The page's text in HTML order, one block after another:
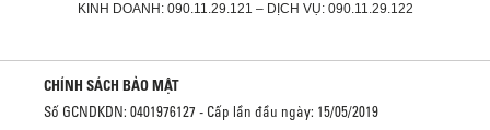
KINH DOANH: 090.11.29.121 – DỊCH VỤ: 090.11.29.122
CHÍNH SÁCH BẢO MẬT
Số GCNDKDN: 0401976127 - Cấp lần đầu ngày: 15/05/2019